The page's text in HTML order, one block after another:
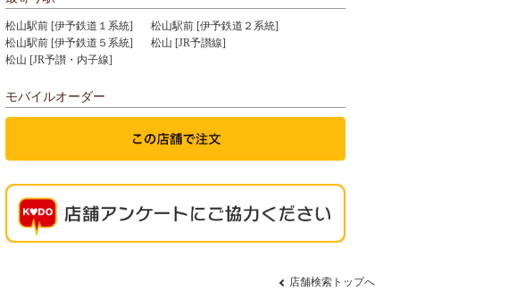
松山駅前 [伊予鉄道１系統]
松山駅前 [伊予鉄道２系統]
松山駅前 [伊予鉄道５系統]
松山 [JR予讃線]
松山 [JR予讃・内子線]
モバイルオーダー
店舗検索トップへ